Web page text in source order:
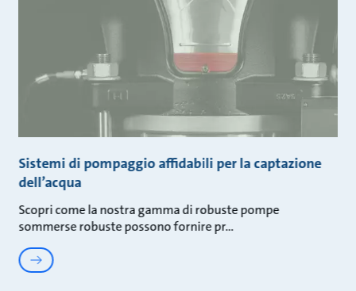
Sistemi di pompaggio affidabili per la captazione
dell’acqua
Scopri come la nostra gamma di robuste pompe
sommerse robuste possono fornire pr